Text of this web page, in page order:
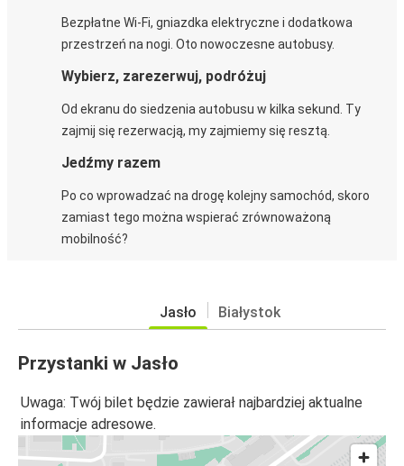
Bezpłatne Wi-Fi, gniazdka elektryczne i dodatkowa
przestrzeń na nogi. Oto nowoczesne autobusy.
Wybierz, zarezerwuj, podróżuj
Od ekranu do siedzenia autobusu w kilka sekund. Ty
zajmij się rezerwacją, my zajmiemy się resztą.
Jedźmy razem
Po co wprowadzać na drogę kolejny samochód, skoro
zamiast tego można wspierać zrównoważoną
mobilność?
Jasło Białystok
Przystanki w Jasło
Uwaga: Twój bilet będzie zawierał najbardziej aktualne
informacje adresowe.